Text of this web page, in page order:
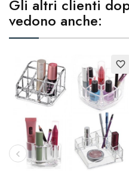
Gli altri clienti
vedono anche:
favorite_border